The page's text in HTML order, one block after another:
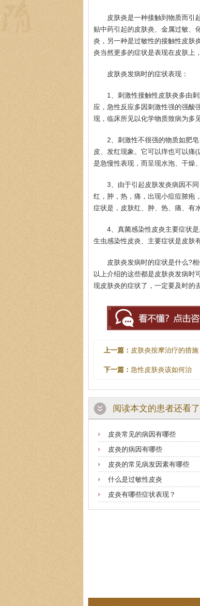
皮肤炎是一种接触到物质而引
贴中药引起的皮肤炎、金属过敏、
炎，另一种是过敏性的接触性皮肤
炎当然更多的症状是表现在皮肤上
皮肤炎发病时的症状表现：
1、刺激性接触性皮肤炎多由
应，急性反应多因刺激性强的强酸
现，临床所见以化学物质致病为多
2、刺激性不很强的物质如肥
皮、发红现象。它可以痒也可以痛
是急慢性表现，而呈现水泡、干燥
3、由于引起皮肤发炎病因不
红，肿，热，痛，出现小痘痘脓疱
症状是，皮肤红、肿、热、痛、有水
4、真菌感染性皮炎主要症状
生虫感染性皮炎、主要症状是皮肤
皮肤炎发病时的症状是什么?
以上介绍的这些都是皮肤炎发病时
现皮肤炎的症状了，一定要及时的
上一篇： 皮肤炎按摩治疗的措施
下一篇： 急性皮肤炎该如何治
阅读本文的患者还看了
皮炎常见的病因有哪些
皮炎的病因有哪些
皮炎的常见病发因素有哪些
什么是过敏性皮炎
皮炎有哪些症状表现？